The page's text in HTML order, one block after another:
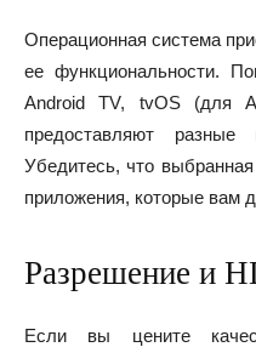
Операционная система
ее функциональности.
Android TV, tvOS (для
предоставляют разные
Убедитесь, что
приложения, которые вам
Разрешение и
Если вы цените